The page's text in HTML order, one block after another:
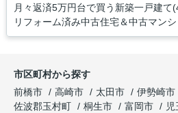
月々返済5万円台で買う新築一戸建て
リフォーム済み中古住宅＆中古マン
市区町村から探す
前橋市
高崎市 太田市 伊勢崎市
佐波郡玉村町
桐生市 富岡市